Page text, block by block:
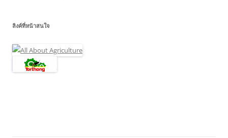
ลิงค์ที่หน้าสนใจ